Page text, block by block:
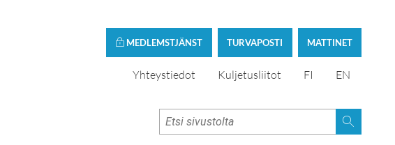
MATTINET
TURVAPOSTI
MEDLEMSTJÄNST
Yhteystiedot Kuljetusliitot FI EN